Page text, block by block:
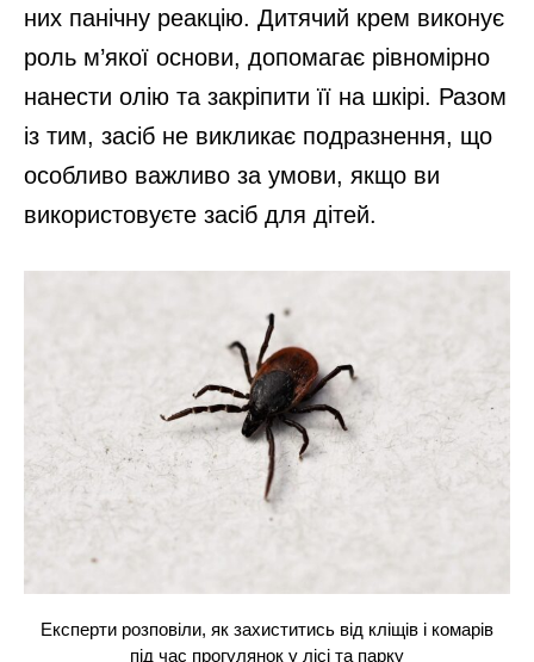
них панічну реакцію. Дитячий крем виконує
роль м’якої основи, допомагає рівномірно
нанести олію та закріпити її на шкірі. Разом
із тим, засіб не викликає подразнення, що
особливо важливо за умови, якщо ви
використовуєте засіб для дітей.
Експерти розповіли, як захиститись від кліщів і комарів
під час прогулянок у лісі та парку